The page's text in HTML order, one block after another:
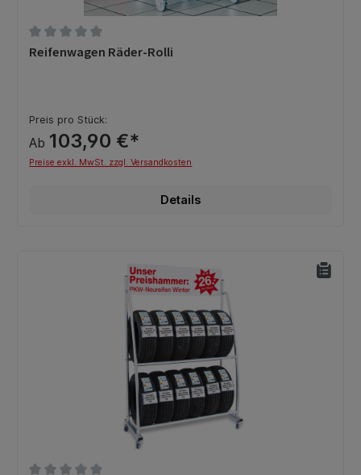
Durchschnittliche Bewertung von 0 von 5 Sternen
Reifenwagen Räder-Rolli
Preis pro Stück:
Ab 103,90 €*
Preise exkl. MwSt. zzgl. Versandkosten
Details